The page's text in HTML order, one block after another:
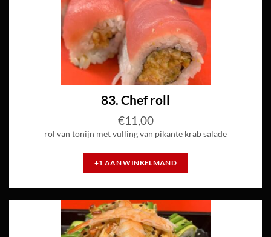
83. Chef roll
€11,00
rol van tonijn met vulling van pikante krab salade
+1 AAN WINKELMAND